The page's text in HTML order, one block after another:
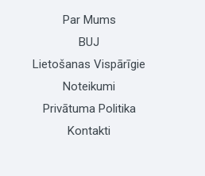
Par Mums
BUJ
Lietošanas Vispārīgie
Noteikumi
Privātuma Politika
Kontakti